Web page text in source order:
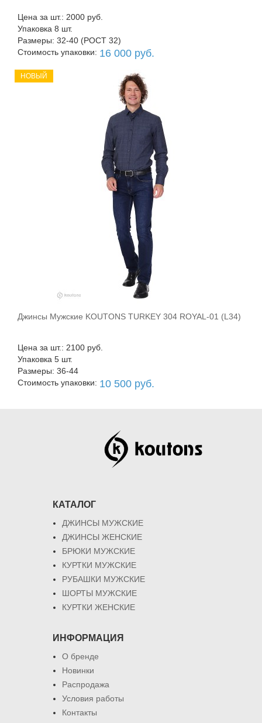
Цена за шт.: 2000 руб.
Упаковка 8 шт.
Размеры: 32-40 (РОСТ 32)
Стоимость упаковки: 16 000 руб.
В корзину
НОВЫЙ
Джинсы Мужские KOUTONS TURKEY 304 ROYAL-01 (L34)
Цена за шт.: 2100 руб.
Упаковка 5 шт.
Размеры: 36-44
Стоимость упаковки: 10 500 руб.
КАТАЛОГ
ДЖИНСЫ МУЖСКИЕ
ДЖИНСЫ ЖЕНСКИЕ
БРЮКИ МУЖСКИЕ
КУРТКИ МУЖСКИЕ
РУБАШКИ МУЖСКИЕ
ШОРТЫ МУЖСКИЕ
КУРТКИ ЖЕНСКИЕ
ИНФОРМАЦИЯ
О бренде
Новинки
Распродажа
Условия работы
Контакты